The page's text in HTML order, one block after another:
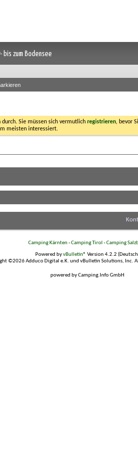
bis zum Bodensee
durch. Sie müssen sich vermutlich registrieren, bevor
meisten interessiert.
Camping Kärnten-Camping Tirol -Camping
Powered byvBulletin® Version 4.2.2
©2026 Adduco Digital e.K. und vBulletin Solutions, Inc.
powered by Camping.Info GmbH